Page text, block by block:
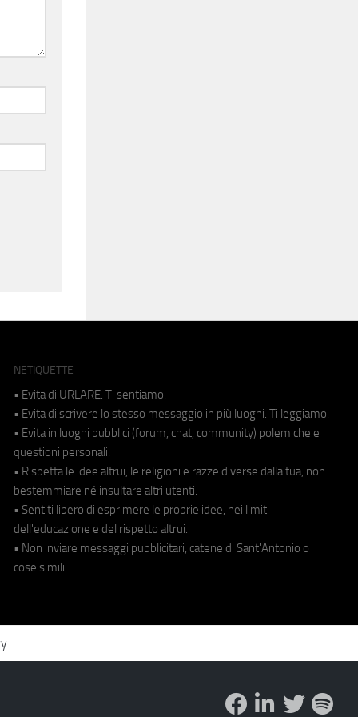
NETIQUETTE
• Evita di URLARE. Ti sentiamo.
• Evita di scrivere lo stesso messaggio in più luoghi. Ti leggiamo.
• Evita in luoghi pubblici (forum, chat, community) polemiche e
questioni personali.
• Rispetta le idee altrui, le religioni e razze diverse dalla tua, non
bestemmiare né insultare altri utenti.
• Sentiti libero di esprimere le proprie idee, nei limiti
dell'educazione e del rispetto altrui.
• Non inviare messaggi pubblicitari, catene di Sant'Antonio o
cose simili.